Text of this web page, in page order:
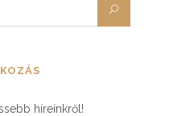
híreinkről!